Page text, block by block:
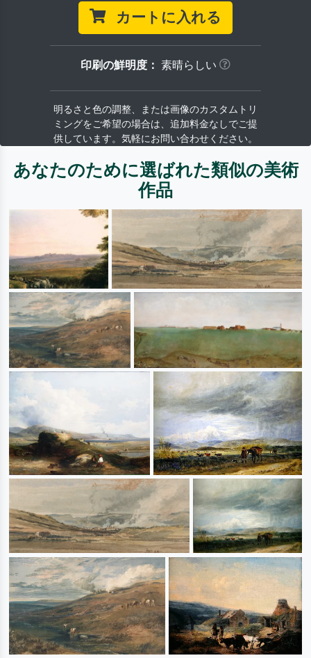
カートに入れる
印刷の鮮明度： 素晴らしい
明るさと色の調整、または画像のカスタムトリ
ミングをご希望の場合は、追加料金なしでご提
供しています。気軽にお問い合わせください。
あなたのために選ばれた類似の美術
作品